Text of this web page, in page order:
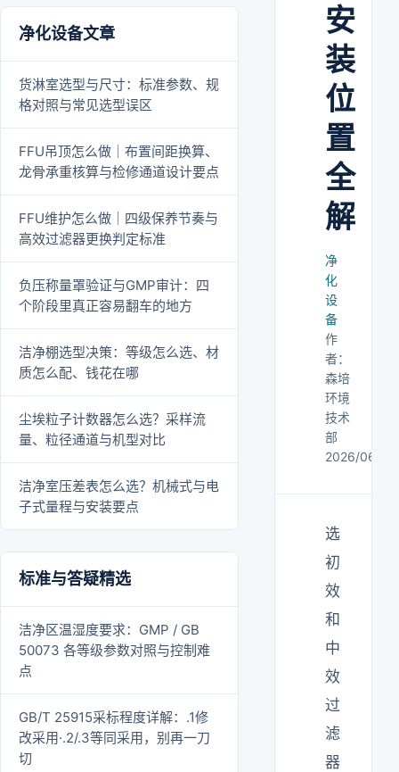
净化设备文章
货淋室选型与尺寸：标准参数、规
格对照与常见选型误区
FFU吊顶怎么做｜布置间距换算、
龙骨承重核算与检修通道设计要点
FFU维护怎么做｜四级保养节奏与
高效过滤器更换判定标准
负压称量罩验证与GMP审计：四
个阶段里真正容易翻车的地方
洁净棚选型决策：等级怎么选、材
质怎么配、钱花在哪
尘埃粒子计数器怎么选？采样流
量、粒径通道与机型对比
洁净室压差表怎么选？机械式与电
子式量程与安装要点
标准与答疑精选
洁净区温湿度要求：GMP / GB
50073 各等级参数对照与控制难
点
GB/T 25915采标程度详解：.1修
改采用·.2/.3等同采用，别再一刀
切
安
装
位
置
全
解
净
化
设
备
作
者：
森培
环境
技术
部
2026/06/28
选
初
效
和
中
效
过
滤
器